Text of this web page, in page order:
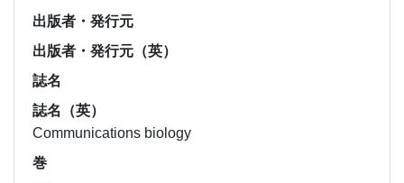
出版者・発行元
出版者・発行元（英）
誌名
誌名（英）
Communications biology
巻